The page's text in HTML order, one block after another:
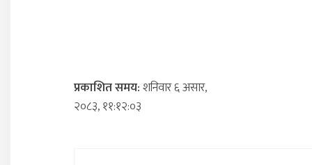
प्रकाशित समय:शनिवार ६ असार,
२०८३, ११:१२:०३